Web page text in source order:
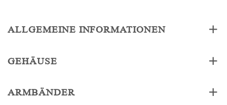
ALLGEMEINE INFORMATIONEN
GEHÄUSE
ARMBÄNDER